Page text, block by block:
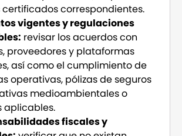
certificados correspondientes.
vigentes y regulaciones
revisar los acuerdos con
proveedores y plataformas
así como el cumplimiento de
operativas, pólizas de seguros
medioambientales o
aplicables.
fiscales y